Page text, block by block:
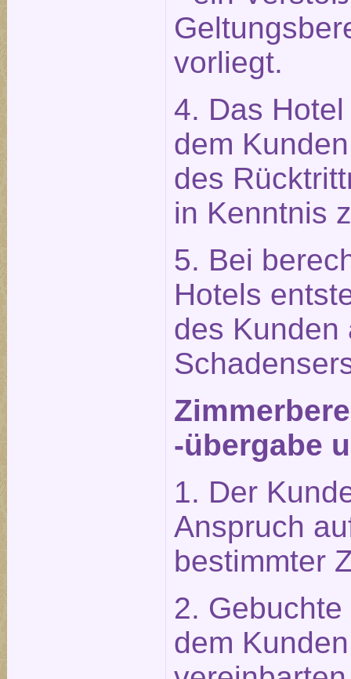
vorliegt.
4. Das
dem
des
in Kenntnis
5. Bei
Hotels
des Kunden
-übergabe
1. Der
Anspruch
bestimmter
2.
dem